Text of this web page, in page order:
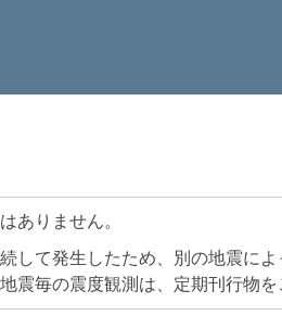
ありません。
して発生したため、別の地震に
震毎の震度観測は、定期刊行物を